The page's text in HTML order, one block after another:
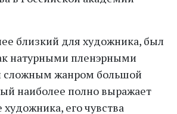
близкий для художника, был
натурными пленэрными
сложным жанром большой
наиболее полно выражает
его чувства